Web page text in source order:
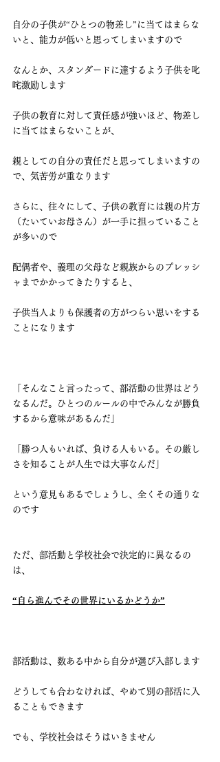
自分の子供が“ひとつの物差し”に当てはまらな
いと、能力が低いと思ってしまいますので
なんとか、スタンダードに達するよう子供を叱
咤激励します
子供の教育に対して責任感が強いほど、物差し
に当てはまらないことが、
親としての自分の責任だと思ってしまいますの
で、気苦労が重なります
さらに、往々にして、子供の教育には親の片方
（たいていお母さん）が一手に担っていること
が多いので
配偶者や、義理の父母など親族からのプレッシ
ャまでかかってきたりすると、
子供当人よりも保護者の方がつらい思いをする
ことになります
「そんなこと言ったって、部活動の世界はどう
なるんだ。ひとつのルールの中でみんなが勝負
するから意味があるんだ」
「勝つ人もいれば、負ける人もいる。その厳し
さを知ることが人生では大事なんだ」
という意見もあるでしょうし、全くその通りな
のです
ただ、部活動と学校社会で決定的に異なるの
は、
“自ら進んでその世界にいるかどうか”
部活動は、数ある中から自分が選び入部します
どうしても合わなければ、やめて別の部活に入
ることもできます
でも、学校社会はそうはいきません